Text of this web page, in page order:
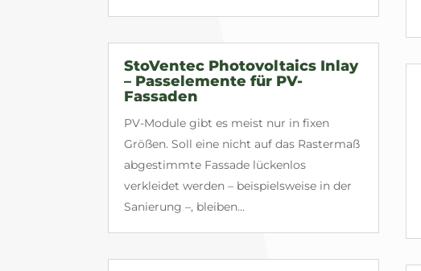
StoVentec Photovoltaics Inlay
– Passelemente für PV-
Fassaden
PV-Module gibt es meist nur in fixen
Größen. Soll eine nicht auf das Rastermaß
abgestimmte Fassade lückenlos
verkleidet werden – beispielsweise in der
Sanierung –, bleiben...